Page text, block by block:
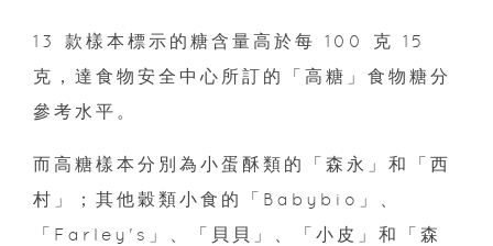
13 款樣本標示的糖含量高於每 100 克 15
克，達食物安全中心所訂的「高糖」食物糖分
參考水平。
而高糖樣本分別為小蛋酥類的「森永」和「西
村」；其他穀類小食的「Babybio」、
「Farley's」、「貝貝」、「小皮」和「森